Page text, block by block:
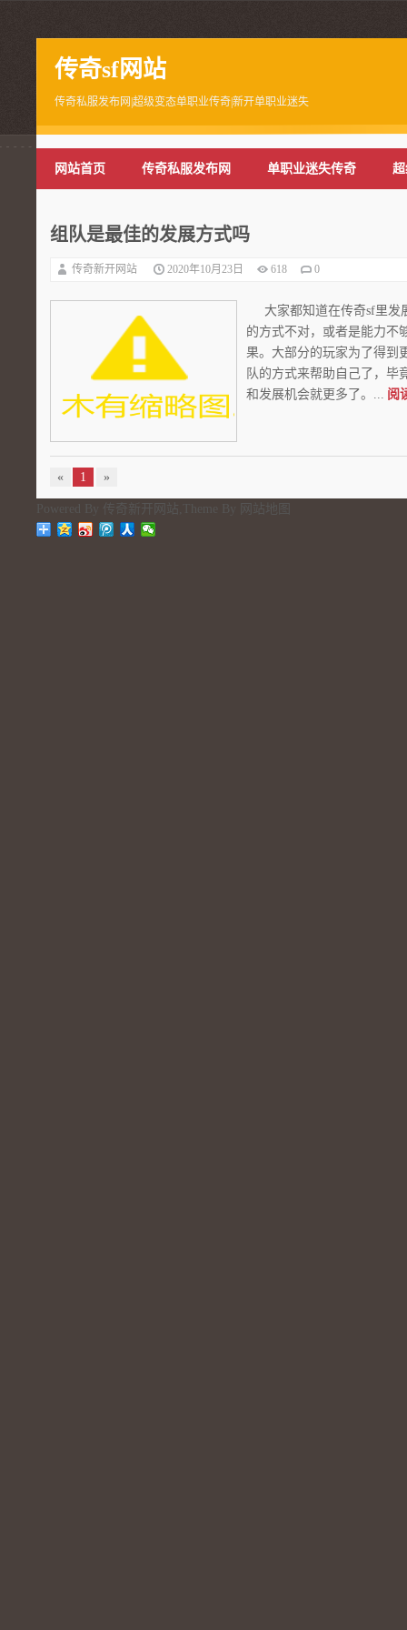
传奇sf网站
传奇私服发布网|超级变态单职业传奇|新开单职业迷失
网站首页 传奇私服发布网 单职业迷失传奇
组队是最佳的发展方式吗
传奇新开网站 2020年10月23日 618 0
大家都知道在传奇sf里发
的方式不对，或者是能力不
果。大部分的玩家为了得到
队的方式来帮助自己了，毕
和发展机会就更多了。... 阅
« 1 »
Powered By 传奇新开网站 ,Theme By 网站地图